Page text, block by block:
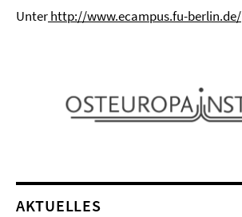
Unterhttp://www.ecampus.fu-berlin.de/
AKTUELLES